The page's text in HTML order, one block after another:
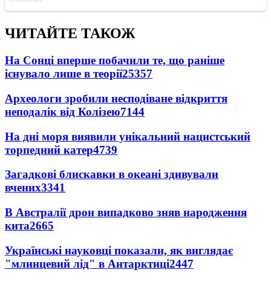
ЧИТАЙТЕ ТАКОЖ
На Сонці вперше побачили те, що раніше
існувало лише в теорії25357
Археологи зробили несподіване відкриття
неподалік від Колізею7144
На дні моря виявили унікальний нацистський
торпедний катер4739
Загадкові блискавки в океані здивували
вчених3341
В Австралії дрон випадково зняв народження
кита2665
Українські науковці показали, як виглядає
"млинцевий лід" в Антарктиці2447